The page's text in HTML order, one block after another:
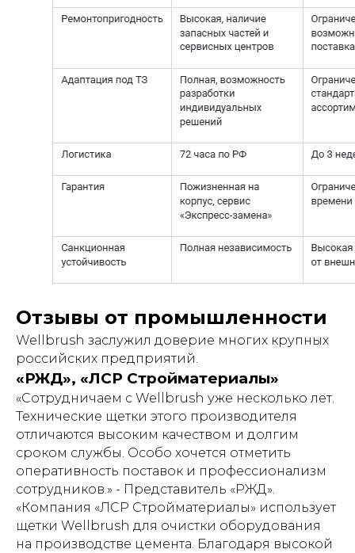
Отзывы от промышленности
Wellbrush заслужил доверие многих крупных
российских предприятий.
«РЖД», «ЛСР Стройматериалы»
«Сотрудничаем с Wellbrush уже несколько лет.
Технические щетки этого производителя
отличаются высоким качеством и долгим
сроком службы. Особо хочется отметить
оперативность поставок и профессионализм
сотрудников.» - Представитель «РЖД».
«Компания «ЛСР Стройматериалы» использует
щетки Wellbrush для очистки оборудования
на производстве цемента. Благодаря высокой